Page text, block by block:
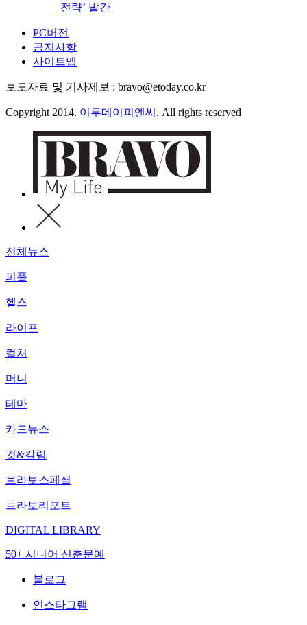
전략’ 발간
PC버전
공지사항
사이트맵
보도자료 및 기사제보 : bravo@etoday.co.kr
Copyright 2014. 이투데이피엔씨 . All rights reserved
전체뉴스
피플
헬스
라이프
컬처
머니
테마
카드뉴스
컷&칼럼
브라보스페셜
브라보리포트
DIGITAL LIBRARY
50+ 시니어 신춘문예
블로그
인스타그램